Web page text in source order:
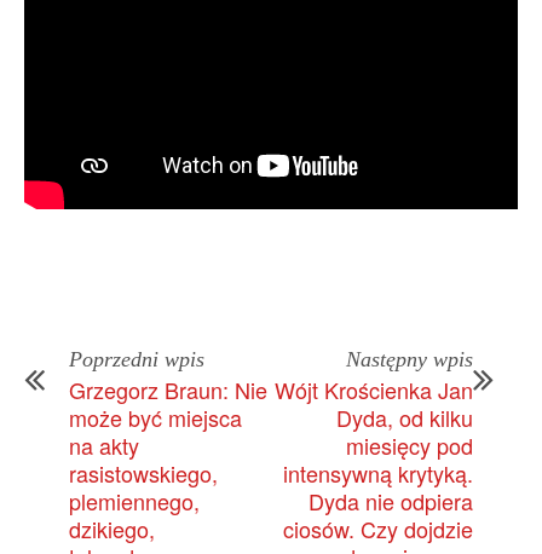
Poprzedni wpis
Grzegorz Braun: Nie
może być miejsca
na akty
rasistowskiego,
plemiennego,
dzikiego,
Następny wpis
Wójt Krościenka Jan
Dyda, od kilku
miesięcy pod
intensywną krytyką.
Dyda nie odpiera
ciosów. Czy dojdzie